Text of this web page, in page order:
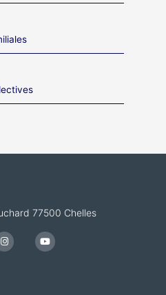
77500 Chelles
I
n
s
Y
o
u